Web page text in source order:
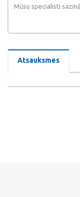
Mūsu specialisti
Atsauksmes